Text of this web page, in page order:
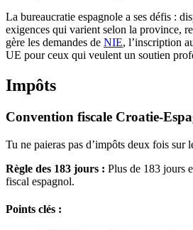
La bureaucratie espagnole a ses défis :
exigences qui varient selon la province,
gère les demandes de NIE, l’inscription
UE pour ceux qui veulent un soutien
Impôts
Convention fiscale Croatie-
Tu ne paieras pas d’impôts deux fois sur
Règle des 183 jours : Plus de 183 jours
fiscal espagnol.
Points clés :